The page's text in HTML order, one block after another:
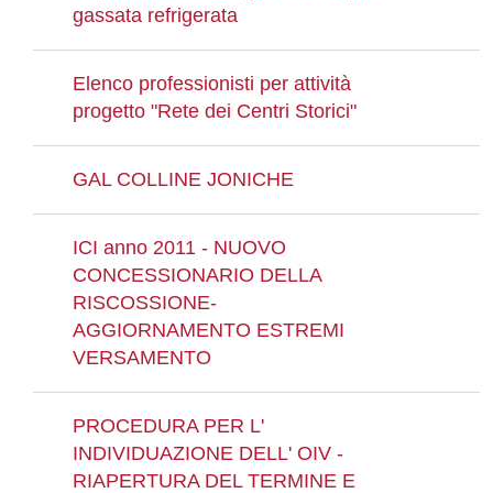
gassata refrigerata
Elenco professionisti per attività
progetto "Rete dei Centri Storici"
GAL COLLINE JONICHE
ICI anno 2011 - NUOVO
CONCESSIONARIO DELLA
RISCOSSIONE-
AGGIORNAMENTO ESTREMI
VERSAMENTO
PROCEDURA PER L'
INDIVIDUAZIONE DELL' OIV -
RIAPERTURA DEL TERMINE E